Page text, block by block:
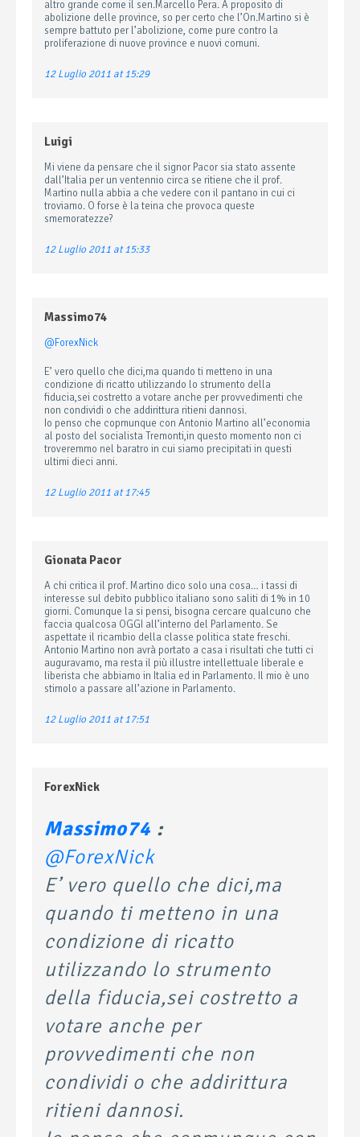
altro grande come il sen.Marcello Pera. A proposito di
abolizione delle province, so per certo che l’On.Martino si è
sempre battuto per l’abolizione, come pure contro la
proliferazione di nuove province e nuovi comuni.
12 Luglio 2011 at 15:29
Luigi
Mi viene da pensare che il signor Pacor sia stato assente
dall’Italia per un ventennio circa se ritiene che il prof.
Martino nulla abbia a che vedere con il pantano in cui ci
troviamo. O forse è la teina che provoca queste
smemoratezze?
12 Luglio 2011 at 15:33
Massimo74
@ForexNick
E’ vero quello che dici,ma quando ti metteno in una
condizione di ricatto utilizzando lo strumento della
fiducia,sei costretto a votare anche per provvedimenti che
non condividi o che addirittura ritieni dannosi.
Io penso che copmunque con Antonio Martino all’economia
al posto del socialista Tremonti,in questo momento non ci
troveremmo nel baratro in cui siamo precipitati in questi
ultimi dieci anni.
12 Luglio 2011 at 17:45
Gionata Pacor
A chi critica il prof. Martino dico solo una cosa… i tassi di
interesse sul debito pubblico italiano sono saliti di 1% in 10
giorni. Comunque la si pensi, bisogna cercare qualcuno che
faccia qualcosa OGGI all’interno del Parlamento. Se
aspettate il ricambio della classe politica state freschi.
Antonio Martino non avrà portato a casa i risultati che tutti ci
auguravamo, ma resta il più illustre intellettuale liberale e
liberista che abbiamo in Italia ed in Parlamento. Il mio è uno
stimolo a passare all’azione in Parlamento.
12 Luglio 2011 at 17:51
ForexNick
Massimo74 :
@ForexNick
E’ vero quello che dici,ma
quando ti metteno in una
condizione di ricatto
utilizzando lo strumento
della fiducia,sei costretto a
votare anche per
provvedimenti che non
condividi o che addirittura
ritieni dannosi.